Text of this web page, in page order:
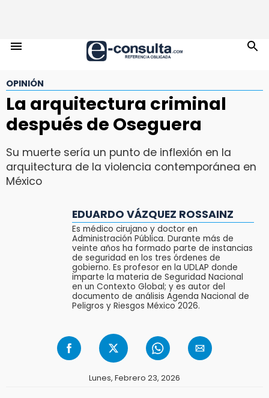
OPINIÓN
La arquitectura criminal
después de Oseguera
Su muerte sería un punto de inflexión en la
arquitectura de la violencia contemporánea en
México
EDUARDO VÁZQUEZ ROSSAINZ
Es médico cirujano y doctor en
Administración Pública. Durante más de
veinte años ha formado parte de instancias
de seguridad en los tres órdenes de
gobierno. Es profesor en la UDLAP donde
imparte la materia de Seguridad Nacional
en un Contexto Global; y es autor del
documento de análisis Agenda Nacional de
Peligros y Riesgos México 2026.
Lunes, Febrero 23, 2026